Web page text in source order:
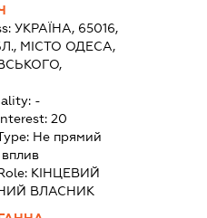
УКРАЇНА, 65016,
МІСТО ОДЕСА,
-
20
Не прямий
КІНЦЕВИЙ
ВЛАСНИК